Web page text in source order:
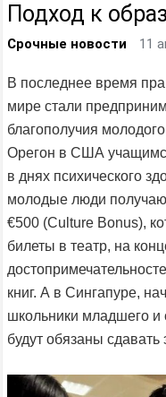
Подход к
Срочные новости 11
В последнее время
мире стали
благополучия
Орегон в США
в днях психического
молодые люди
€500 (Culture Bonus),
билеты в театр, на
книг. А в Сингапуре,
школьники младшего и
будут обязаны сдавать